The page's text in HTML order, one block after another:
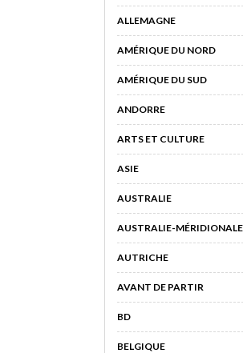
ALLEMAGNE
AMÉRIQUE DU NORD
AMÉRIQUE DU SUD
ANDORRE
ARTS ET CULTURE
ASIE
AUSTRALIE
AUSTRALIE-MÉRIDIONALE
AUTRICHE
AVANT DE PARTIR
BD
BELGIQUE